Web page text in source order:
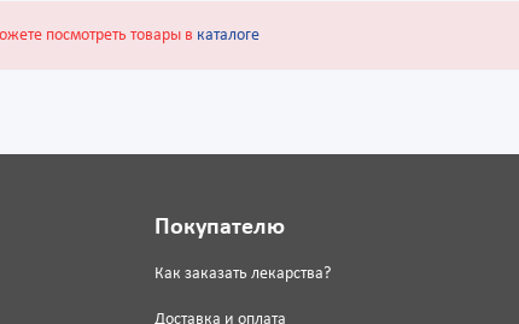
посмотреть товары в каталоге
Покупателю
Как заказать лекарства?
Доставка и оплата